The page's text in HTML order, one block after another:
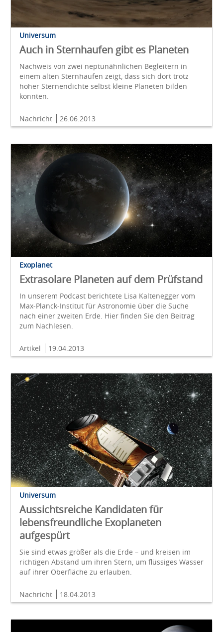
Universum
Auch in Sternhaufen gibt es Planeten
Nachweis von zwei neptunähnlichen Begleitern in
einem alten Sternhaufen zeigt, dass sich dort trotz
hoher Sternendichte selbst kleine Planeten bilden
konnten.
Nachricht 26.06.2013
Exoplanet
Extrasolare Planeten auf dem Prüfstand
In unserem Podcast berichtete Lisa Kaltenegger vom
Max-Planck-Institut für Astronomie über die Suche
nach einer zweiten Erde. Hier finden Sie den Beitrag
zum Nachlesen.
Artikel 19.04.2013
Universum
Aussichtsreiche Kandidaten für
lebensfreundliche Exoplaneten
aufgespürt
Sie sind etwas größer als die Erde – und kreisen im
richtigen Abstand um ihren Stern, um flüssiges Wasser
auf ihrer Oberfläche zu erlauben.
Nachricht 18.04.2013